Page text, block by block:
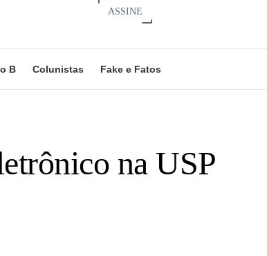
ASSINE
B Colunistas Fake e Fatos
na USP